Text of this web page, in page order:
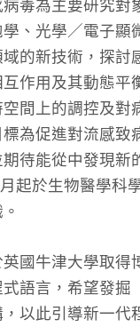
毒為主要研究對
、光學／電子顯
的新技術，探討
作用及其動態平
間上的調控及對
為促進對流感致
待能從中發現新
起於生物醫學科
英國牛津大學取得
語言，希望發掘
以此引導新一代